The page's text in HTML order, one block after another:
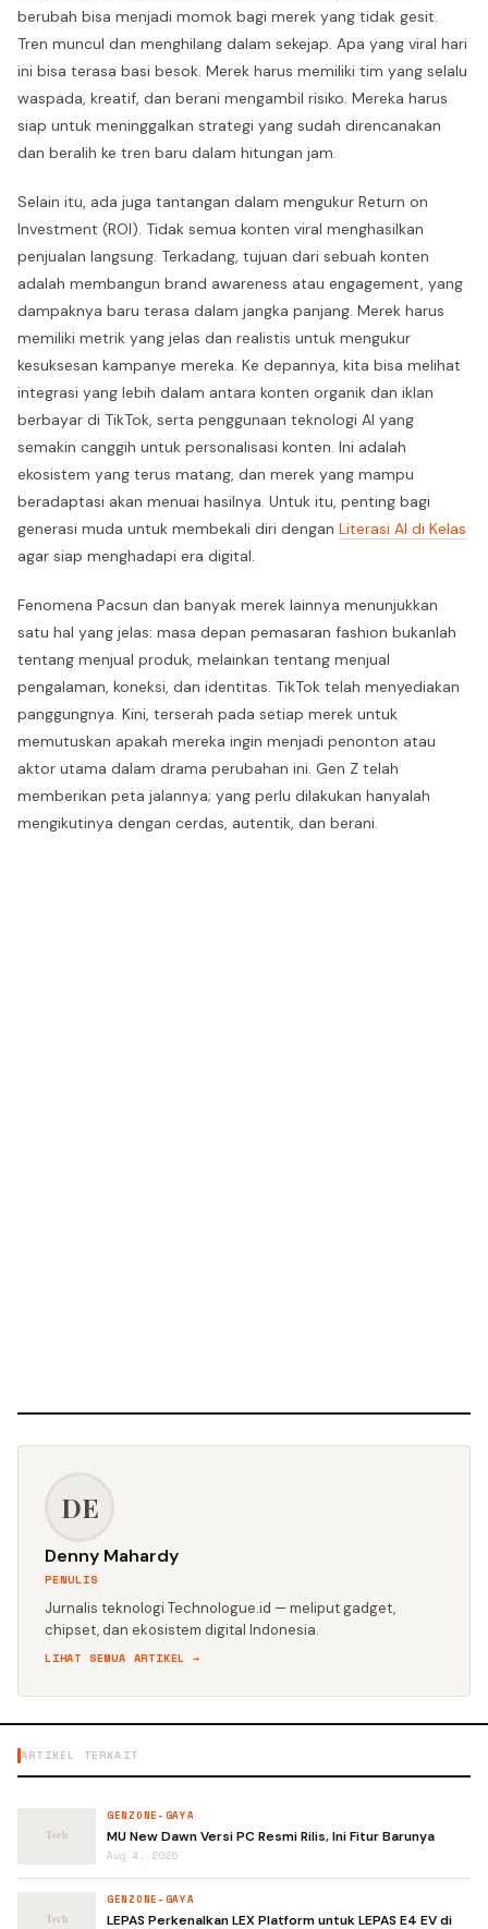
berubah bisa menjadi momok bagi merek yang tidak gesit.
Tren muncul dan menghilang dalam sekejap. Apa yang viral hari
ini bisa terasa basi besok. Merek harus memiliki tim yang selalu
waspada, kreatif, dan berani mengambil risiko. Mereka harus
siap untuk meninggalkan strategi yang sudah direncanakan
dan beralih ke tren baru dalam hitungan jam.
Selain itu, ada juga tantangan dalam mengukur Return on
Investment (ROI). Tidak semua konten viral menghasilkan
penjualan langsung. Terkadang, tujuan dari sebuah konten
adalah membangun brand awareness atau engagement, yang
dampaknya baru terasa dalam jangka panjang. Merek harus
memiliki metrik yang jelas dan realistis untuk mengukur
kesuksesan kampanye mereka. Ke depannya, kita bisa melihat
integrasi yang lebih dalam antara konten organik dan iklan
berbayar di TikTok, serta penggunaan teknologi AI yang
semakin canggih untuk personalisasi konten. Ini adalah
ekosistem yang terus matang, dan merek yang mampu
beradaptasi akan menuai hasilnya. Untuk itu, penting bagi
generasi muda untuk membekali diri dengan Literasi AI di Kelas
agar siap menghadapi era digital.
Fenomena Pacsun dan banyak merek lainnya menunjukkan
satu hal yang jelas: masa depan pemasaran fashion bukanlah
tentang menjual produk, melainkan tentang menjual
pengalaman, koneksi, dan identitas. TikTok telah menyediakan
panggungnya. Kini, terserah pada setiap merek untuk
memutuskan apakah mereka ingin menjadi penonton atau
aktor utama dalam drama perubahan ini. Gen Z telah
memberikan peta jalannya; yang perlu dilakukan hanyalah
mengikutinya dengan cerdas, autentik, dan berani.
DE
Denny Mahardy
PENULIS
Jurnalis teknologi Technologue.id — meliput gadget,
chipset, dan ekosistem digital Indonesia.
LIHAT SEMUA ARTIKEL →
ARTIKEL TERKAIT
GENZONE-GAYA
MU New Dawn Versi PC Resmi Rilis, Ini Fitur Barunya
Aug 4, 2026
GENZONE-GAYA
LEPAS Perkenalkan LEX Platform untuk LEPAS E4 EV di